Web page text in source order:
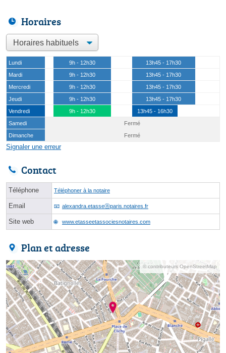
Horaires
Lundi 9h - 12h30
13h45 - 17h30
Mardi
9h - 12h30
13h45 - 17h30
Mercredi
9h - 12h30
13h45 - 17h30
Jeudi
9h - 12h30
13h45 - 17h30
Vendredi
9h - 12h30
13h45 - 16h30
Samedi
Fermé
Dimanche
Fermé
Signaler une erreur
Contact
Téléphone Téléphoner à la notaire
Email alexandra.etasseⓐparis.notaires.fr
Site web www.etasseetassociesnotaires.com
Plan et adresse
© contributeurs OpenStreetMap